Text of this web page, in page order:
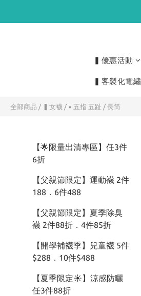
▍優惠活動
▍客製化電繡
全部商品 / ▍女襪 / ▪ 五指 五趾 / 長筒
【🌟限量出清專區】任3件
6折
【父親節限定】運動襪 2件
188．6件488
【父親節限定】夏季除臭
襪 2件88折．4件85折
【開學補襪季】兒童襪 5件
$288．10件$488
【夏季限定☀】涼感防曬
任3件88折